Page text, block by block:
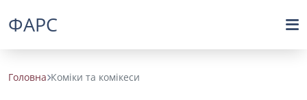
ФАРС
Головна Коміки та комікеси